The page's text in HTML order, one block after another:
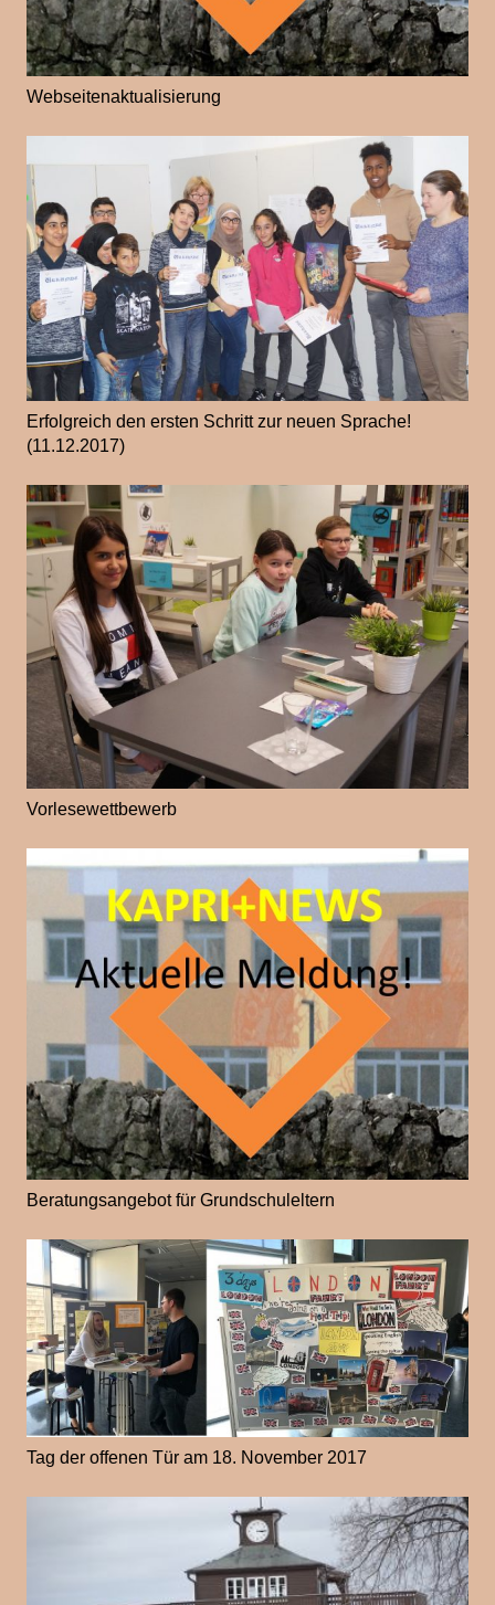
Webseitenaktualisierung
Erfolgreich den ersten Schritt zur neuen Sprache!
(11.12.2017)
Vorlesewettbewerb
Beratungsangebot für Grundschuleltern
Tag der offenen Tür am 18. November 2017